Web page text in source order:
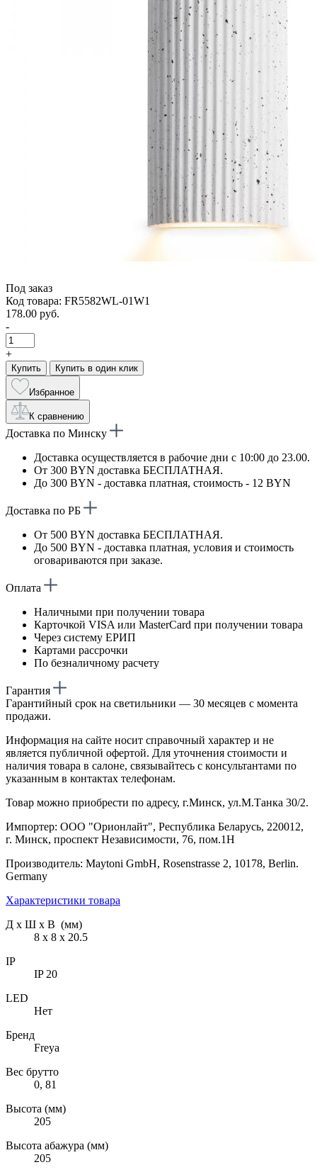
Под заказ
Код товара: FR5582WL-01W1
178.00 руб.
-
+
Купить Купить в один клик
Избранное
К сравнению
Доставка по Минску
Доставка осуществляется в рабочие дни с 10:00 до 23.00.
От 300 BYN доставка БЕСПЛАТНАЯ.
До 300 BYN - доставка платная, стоимость - 12 BYN
Доставка по РБ
От 500 BYN доставка БЕСПЛАТНАЯ.
До 500 BYN - доставка платная, условия и стоимость
оговариваются при заказе.
Оплата
Наличными при получении товара
Карточкой VISA или MasterCard при получении товара
Через систему ЕРИП
Картами рассрочки
По безналичному расчету
Гарантия
Гарантийный срок на светильники — 30 месяцев с момента
продажи.
Информация на сайте носит справочный характер и не
является публичной офертой. Для уточнения стоимости и
наличия товара в салоне, связывайтесь с консультантами по
указанным в контактах телефонам.
Товар можно приобрести по адресу, г.Минск, ул.М.Танка 30/2.
Импортер: ООО "Орионлайт", Республика Беларусь, 220012,
г. Минск, проспект Независимости, 76, пом.1Н
Производитель: Maytoni GmbH, Rosenstrasse 2, 10178, Berlin.
Germany
Характеристики товара
Д х Ш х В (мм)
8 х 8 х 20.5
IP
IP 20
LED
Нет
Бренд
Freya
Вес брутто
0, 81
Высота (мм)
205
Высота абажура (мм)
205